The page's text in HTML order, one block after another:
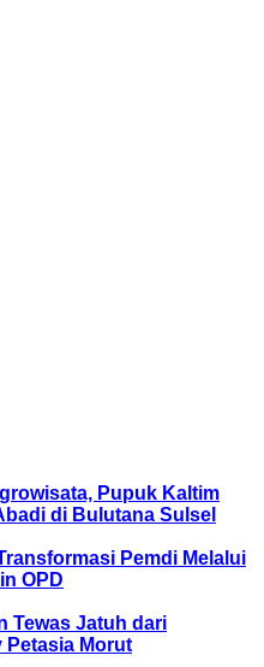
Pupuk Kaltim
di Bulutana Sulsel
Pemdi Melalui
OPD
Tewas Jatuh dari
Petasia Morut